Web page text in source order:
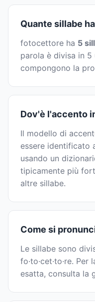
Quante sillabe
fotocettore ha 5
parola è divisa in
compongono la
Dov'è l'accento
Il modello di
essere identificato
usando un
tipicamente più
altre sillabe.
Come si
Le sillabe sono
fo·to·cet·to·re.
esatta, consulta la